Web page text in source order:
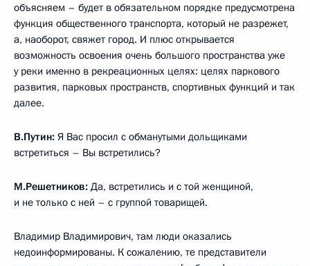
объясняем – будет в обязательном порядке предусмотрена
функция общественного транспорта, который не разрежет,
а, наоборот, свяжет город. И плюс открывается
возможность освоения очень большого пространства уже
у реки именно в рекреационных целях: целях паркового
развития, парковых пространств, спортивных функций и так
далее.
В.Путин: Я Вас просил с обманутыми дольщиками
встретиться – Вы встретились?
М.Решетников: Да, встретились и с той женщиной,
и не только с ней – с группой товарищей.
Владимир Владимирович, там люди оказались
недоинформированы. К сожалению, те представители